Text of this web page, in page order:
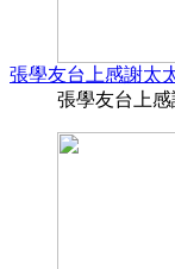
張學友台上感謝太
張學友台上